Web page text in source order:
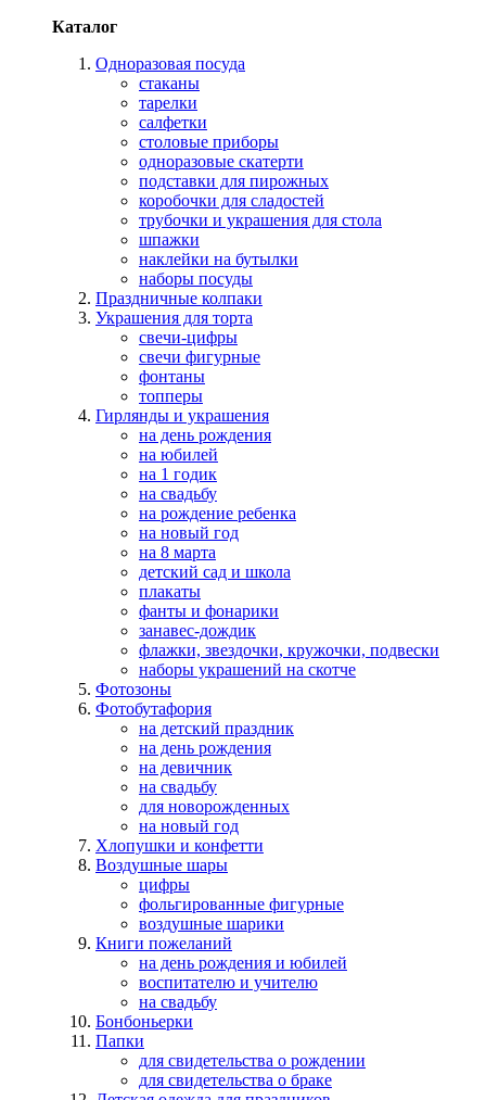
Каталог
Одноразовая посуда
стаканы
тарелки
салфетки
столовые приборы
одноразовые скатерти
подставки для пирожных
коробочки для сладостей
трубочки и украшения для стола
шпажки
наклейки на бутылки
наборы посуды
Праздничные колпаки
Украшения для торта
свечи-цифры
свечи фигурные
фонтаны
топперы
Гирлянды и украшения
на день рождения
на юбилей
на 1 годик
на свадьбу
на рождение ребенка
на новый год
на 8 марта
детский сад и школа
плакаты
фанты и фонарики
занавес-дождик
флажки, звездочки, кружочки, подвески
наборы украшений на скотче
Фотозоны
Фотобутафория
на детский праздник
на день рождения
на девичник
на свадьбу
для новорожденных
на новый год
Хлопушки и конфетти
Воздушные шары
цифры
фольгированные фигурные
воздушные шарики
Книги пожеланий
на день рождения и юбилей
воспитателю и учителю
на свадьбу
Бонбоньерки
Папки
для свидетельства о рождении
для свидетельства о браке